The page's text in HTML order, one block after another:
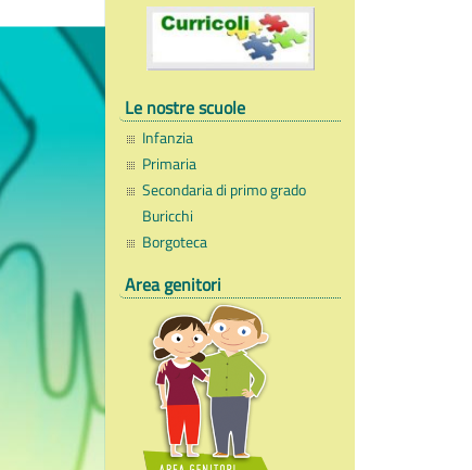
Le nostre scuole
Infanzia
Primaria
Secondaria di primo grado
Buricchi
Borgoteca
Area genitori